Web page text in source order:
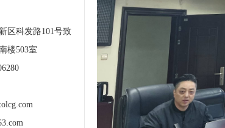
区科发路101号致
楼503室